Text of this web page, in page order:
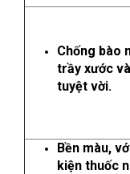
Chống bào
trầy xước
tuyệt vời.
Bền màu,
kiện thuốc